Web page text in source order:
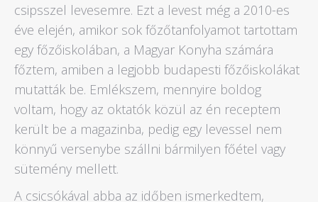
csipsszel levesemre. Ezt a levest még a 2010-es
éve elején, amikor sok főzőtanfolyamot tartottam
egy főzőiskolában, a Magyar Konyha számára
főztem, amiben a legjobb budapesti főzőiskolákat
mutatták be. Emlékszem, mennyire boldog
voltam, hogy az oktatók közül az én receptem
került be a magazinba, pedig egy levessel nem
könnyű versenybe szállni bármilyen főétel vagy
sütemény mellett.
A csicsókával abba az időben ismerkedtem,